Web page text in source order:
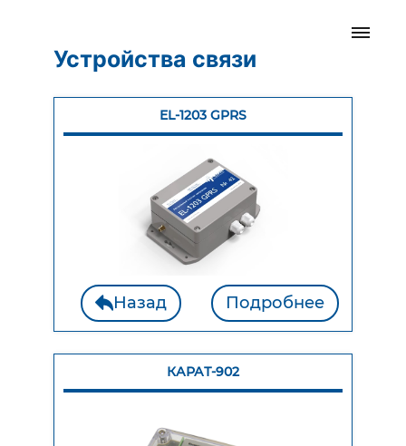
Устройства связи
EL-1203 GPRS
Назад Подробнее
КАРАТ-902